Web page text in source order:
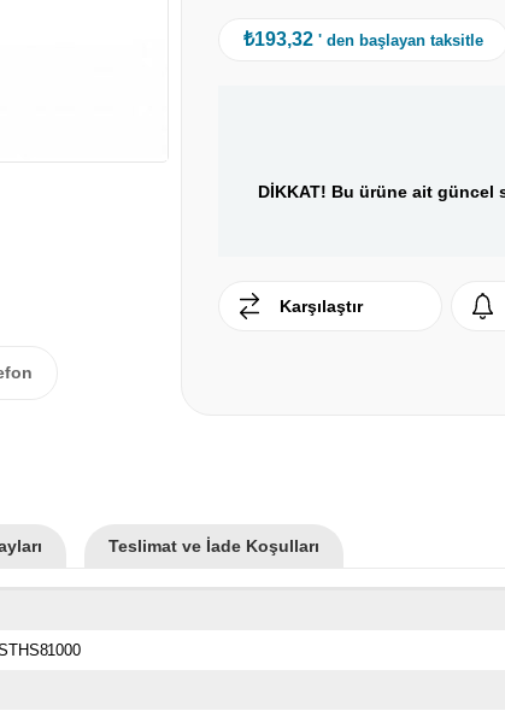
₺193,32 ' den başlayan taksitle
DİKKAT! Bu ürüne ait güncel
Karşılaştır
Teslimat ve İade Koşulları